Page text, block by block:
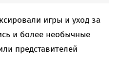
игры и уход за
и более необычные
представителей